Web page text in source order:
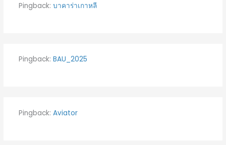
Pingback: บาคาร่าเกาหลี
Pingback: BAU_2025
Pingback: Aviator